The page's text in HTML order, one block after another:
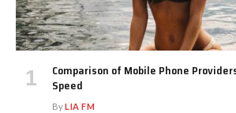
Comparison of Mobile Phone
Speed
ByLIA FM